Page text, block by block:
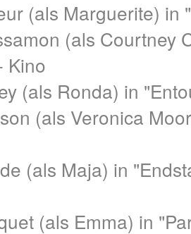
(als Marguerite) in
(als Courtney
Kino
(als Ronda) in
(als Veronica
(als Maja) in
(als Emma) in